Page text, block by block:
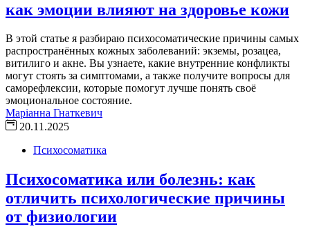
как эмоции влияют на здоровье кожи
В этой статье я разбираю психосоматические причины самых
распространённых кожных заболеваний: экземы, розацеа,
витилиго и акне. Вы узнаете, какие внутренние конфликты
могут стоять за симптомами, а также получите вопросы для
саморефлексии, которые помогут лучше понять своё
эмоциональное состояние.
Маріанна Гнаткевич
20.11.2025
Психосоматика
Психосоматика или болезнь: как
отличить психологические причины
от физиологии